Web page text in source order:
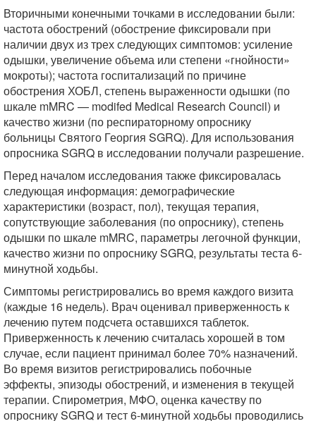
Вторичными конечными точками в исследовании были:
частота обострений (обострение фиксировали при
наличии двух из трех следующих симптомов: усиление
одышки, увеличение объема или степени «гнойности»
мокроты); частота госпитализаций по причине
обострения ХОБЛ, степень выраженности одышки (по
шкале mMRC — modifed Medical Research Council) и
качество жизни (по респираторному опроснику
больницы Святого Георгия SGRQ). Для использования
опросника SGRQ в исследовании получали разрешение.
Перед началом исследования также фиксировалась
следующая информация: демографические
характеристики (возраст, пол), текущая терапия,
сопутствующие заболевания (по опроснику), степень
одышки по шкале mMRC, параметры легочной функции,
качество жизни по опроснику SGRQ, результаты теста 6-
минутной ходьбы.
Симптомы регистрировались во время каждого визита
(каждые 16 недель). Врач оценивал приверженность к
лечению путем подсчета оставшихся таблеток.
Приверженность к лечению считалась хорошей в том
случае, если пациент принимал более 70% назначений.
Во время визитов регистрировались побочные
эффекты, эпизоды обострений, и изменения в текущей
терапии. Спирометрия, МФО, оценка качеству по
опроснику SGRQ и тест 6-минутной ходьбы проводились